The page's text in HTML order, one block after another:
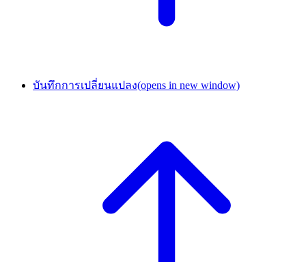
บันทึกการเปลี่ยนแปลง(opens in new window)